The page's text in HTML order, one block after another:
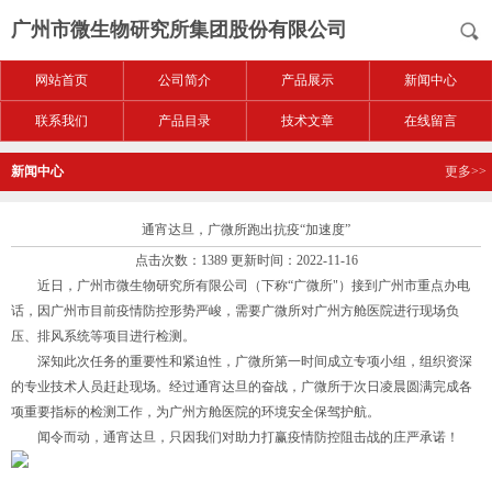
广州市微生物研究所集团股份有限公司
网站首页 公司简介 产品展示 新闻中心
联系我们 产品目录 技术文章 在线留言
新闻中心 更多>>
通宵达旦，广微所跑出抗疫“加速度”
点击次数：1389 更新时间：2022-11-16
近日，广州市微生物研究所有限公司（下称“广微所"）接到广州市重点办电
话，因广州市目前疫情防控形势严峻，需要广微所对广州方舱医院进行现场负
压、排风系统等项目进行检测。
深知此次任务的重要性和紧迫性，广微所第一时间成立专项小组，组织资深
的专业技术人员赶赴现场。经过通宵达旦的奋战，广微所于次日凌晨圆满完成各
项重要指标的检测工作，为广州方舱医院的环境安全保驾护航。
闻令而动，通宵达旦，只因我们对助力打赢疫情防控阻击战的庄严承诺！